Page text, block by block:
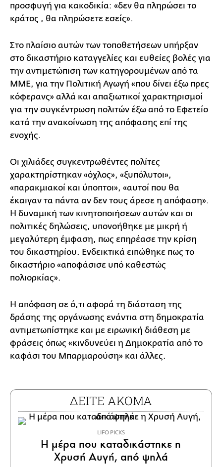
προσφυγή για κακοδικία: «δεν θα πληρώσει το
κράτος , θα πληρώσετε εσείς».
Στο πλαίσιο αυτών των τοποθετήσεων υπήρξαν
στο δικαστήριο καταγγελίες και ευθείες βολές για
την αντιμετώπιση των κατηγορουμένων από τα
ΜΜΕ, για την Πολιτική Αγωγή «που δίνει έξω πρες
κόφερανς» αλλά και απαξιωτικοί χαρακτηρισμοί
για την συγκέντρωση πολιτών έξω από το Εφετείο
κατά την ανακοίνωση της απόφασης επί της
ενοχής.
Οι χιλιάδες συγκεντρωθέντες πολίτες
χαρακτηρίστηκαν «όχλος», «ξυπόλυτοι»,
«παρακμιακοί και ύποπτοι», «αυτοί που θα
έκαιγαν τα πάντα αν δεν τους άρεσε η απόφαση».
Η δυναμική των κινητοποιήσεων αυτών και οι
πολιτικές δηλώσεις, υπονοήθηκε με μικρή ή
μεγαλύτερη έμφαση, πως επηρέασε την κρίση
του δικαστηρίου. Ενδεικτικά ειπώθηκε πως το
δικαστήριο «αποφάσισε υπό καθεστώς
πολιορκίας».
Η απόφαση σε ό,τι αφορά τη διάσταση της
δράσης της οργάνωσης ενάντια στη δημοκρατία
αντιμετωπίστηκε και με ειρωνική διάθεση με
φράσεις όπως «κινδυνεύει η Δημοκρατία από το
καφάσι του Μπαρμαρούση» και άλλες.
ΔΕΙΤΕ ΑΚΟΜΑ
LIFO PICKS
Η μέρα που καταδικάστηκε η
Χρυσή Αυγή, από ψηλά